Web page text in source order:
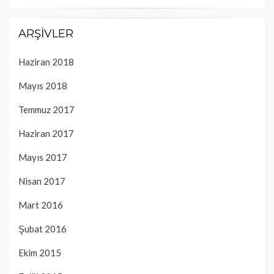
ARŞIVLER
Haziran 2018
Mayıs 2018
Temmuz 2017
Haziran 2017
Mayıs 2017
Nisan 2017
Mart 2016
Şubat 2016
Ekim 2015